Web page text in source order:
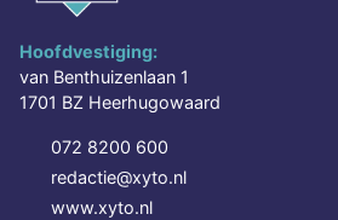
Hoofdvestiging:
van Benthuizenlaan 1
1701 BZ Heerhugowaard
072 8200 600
redactie@xyto.nl
www.xyto.nl